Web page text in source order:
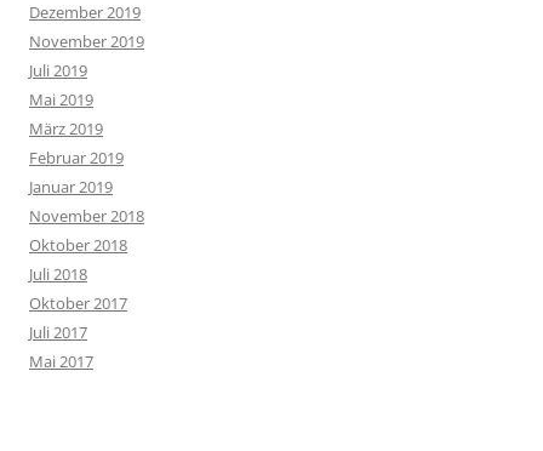
Dezember 2019
November 2019
Juli 2019
Mai 2019
März 2019
Februar 2019
Januar 2019
November 2018
Oktober 2018
Juli 2018
Oktober 2017
Juli 2017
Mai 2017